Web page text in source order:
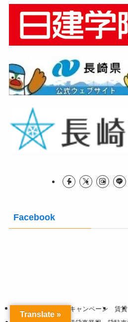
Facebook
TOP お知らせ キャンペーン 賃貸
Translate »